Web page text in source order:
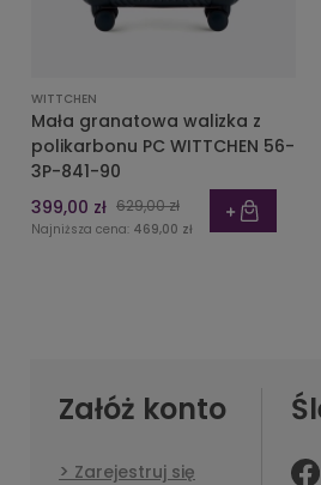
WITTCHEN
Mała granatowa walizka z
polikarbonu PC WITTCHEN 56-
3P-841-90
399,00 zł 629,00 zł
Najniższa cena: 469,00 zł
Załóż konto
Zarejestruj się